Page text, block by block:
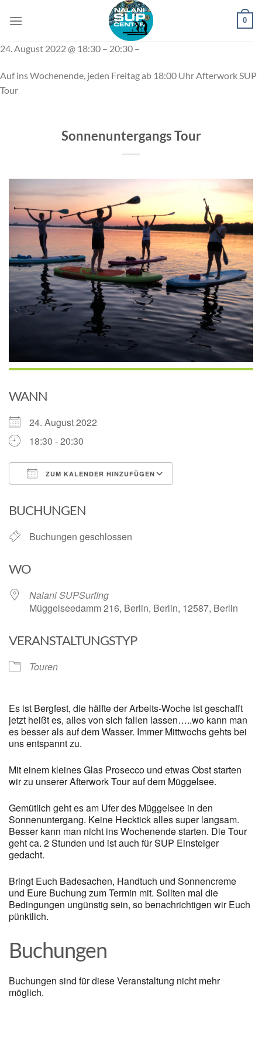
Inhalt
0
24. August 2022 @ 18:30 – 20:30 –
Auf ins Wochenende, jeden Freitag ab 18:00 Uhr Afterwork SUP
Tour
Sonnenuntergangs Tour
WANN
24. August 2022
18:30 - 20:30
ZUM KALENDER HINZUFÜGEN
BUCHUNGEN
Buchungen geschlossen
WO
Nalani SUPSurfing
Müggelseedamm 216, Berlin, Berlin, 12587, Berlin
VERANSTALTUNGSTYP
Touren
Es ist Bergfest, die hälfte der Arbeits-Woche ist geschafft
jetzt heißt es, alles von sich fallen lassen…..wo kann man
es besser als auf dem Wasser. Immer Mittwochs gehts bei
uns entspannt zu.
Mit einem kleines Glas Prosecco und etwas Obst starten
wir zu unserer Afterwork Tour auf dem Müggelsee.
Gemütlich geht es am Ufer des Müggelsee in den
Sonnenuntergang. Keine Hecktick alles super langsam.
Besser kann man nicht ins Wochenende starten. Die Tour
geht ca. 2 Stunden und ist auch für SUP Einsteiger
gedacht.
Bringt Euch Badesachen, Handtuch und Sonnencreme
und Eure Buchung zum Termin mit. Sollten mal die
Bedingungen ungünstig sein, so benachrichtigen wir Euch
pünktlich.
Buchungen
Buchungen sind für diese Veranstaltung nicht mehr
möglich.